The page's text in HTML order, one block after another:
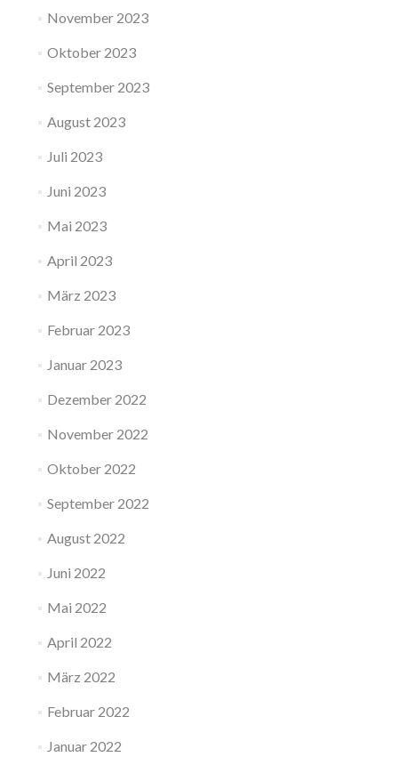
November 2023
Oktober 2023
September 2023
August 2023
Juli 2023
Juni 2023
Mai 2023
April 2023
März 2023
Februar 2023
Januar 2023
Dezember 2022
November 2022
Oktober 2022
September 2022
August 2022
Juni 2022
Mai 2022
April 2022
März 2022
Februar 2022
Januar 2022